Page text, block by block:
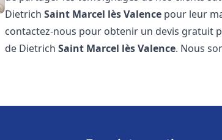
DietrichSaint Marcel lès Valence pour leur
contactez-nous pour obtenir un devis gratuit
de DietrichSaint Marcel lès Valence. Nous